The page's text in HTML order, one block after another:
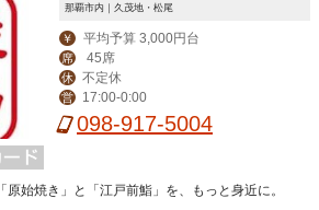
那覇市内｜久茂地・松尾
￥ 平均予算 3,000円台
席 45席
休 不定休
営 17:00-0:00
098-917-5004
始焼き」と「江戸前鮨」を、もっと身近に。